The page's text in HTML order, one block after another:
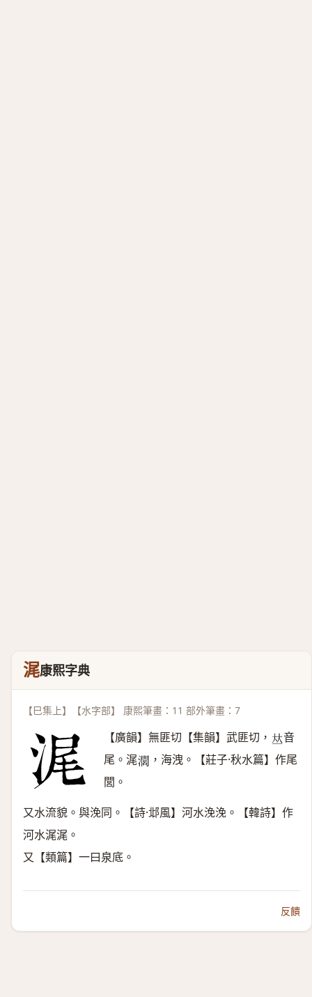
浘康熙字典
【巳集上】【水字部】 康熙筆畫：11 部外筆畫：7
【廣韻】無匪切【集韻】武匪切， 𠀤音
尾。浘𤁵
，海洩。【莊子·秋水篇】作尾
閭。
又水流貌。與浼同。【詩·邶風】河水浼浼。【韓詩】作
河水浘浘。
又【類篇】一曰泉底。
反饋